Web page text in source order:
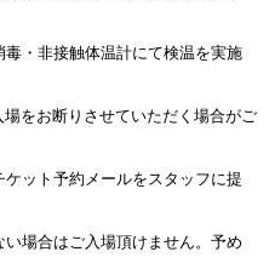
毒・非接触体温計にて検温を実施
をお断りさせていただく場合がご
ケット予約メールをスタッフに提
場合はご入場頂けません。予め